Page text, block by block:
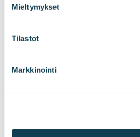
Mieltymykset
Tilastot
Markkinointi
Yhteistyö
30+